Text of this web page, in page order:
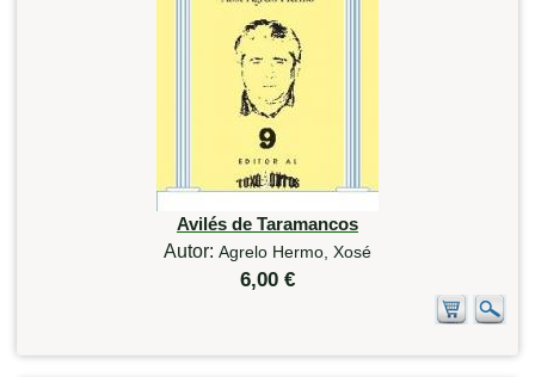
Avilés de Taramancos
Autor: Agrelo Hermo, Xosé
6,00 €